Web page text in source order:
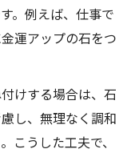
。例えば、仕事で
運アップの石をつ
けする場合は、石
し、無理なく調和
こうした工夫で、